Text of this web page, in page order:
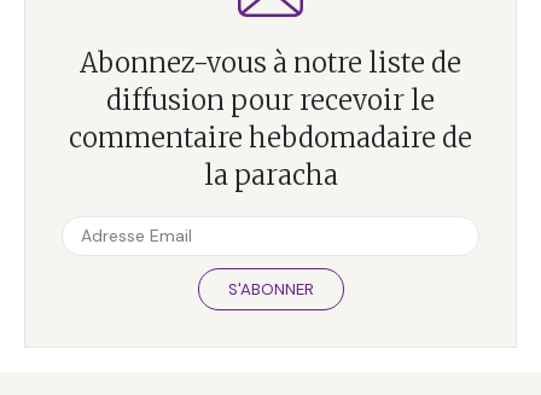
Abonnez-vous à notre liste de
diffusion pour recevoir le
commentaire hebdomadaire de
la paracha
S'ABONNER